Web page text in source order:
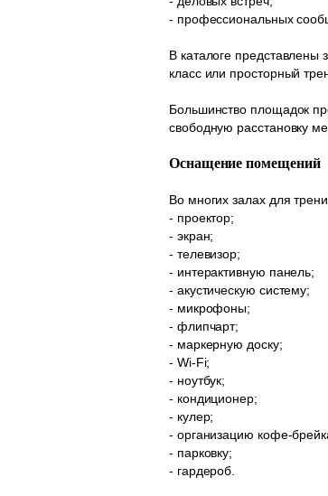
- профессиональных
В каталоге
класс или просторный
Большинство площадок
свободную расстановку
Оснащение помещений
Во многих залах для
- проектор;
- экран;
- телевизор;
- интерактивную панель;
- акустическую систему;
- микрофоны;
- флипчарт;
- маркерную доску;
- Wi-Fi;
- ноутбук;
- кондиционер;
- кулер;
- организацию кофе-
- парковку;
- гардероб.